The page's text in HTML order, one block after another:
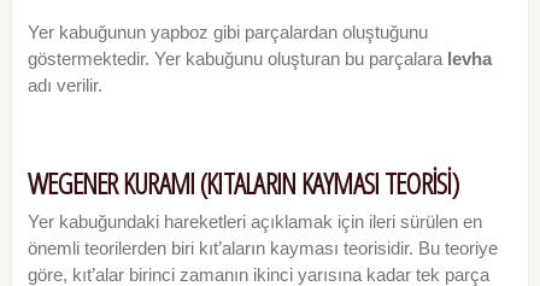
Yer kabuğunun yapboz gibi parçalardan oluştuğunu
göstermektedir. Yer kabuğunu oluşturan bu parçalara levha
adı verilir.
WEGENER KURAMI (KITALARIN KAYMASI TEORİSİ)
Yer kabuğundaki hareketleri açıklamak için ileri sürülen en
önemli teorilerden biri kıt’aların kayması teorisidir. Bu teoriye
göre, kıt’alar birinci zamanın ikinci yarısına kadar tek parça